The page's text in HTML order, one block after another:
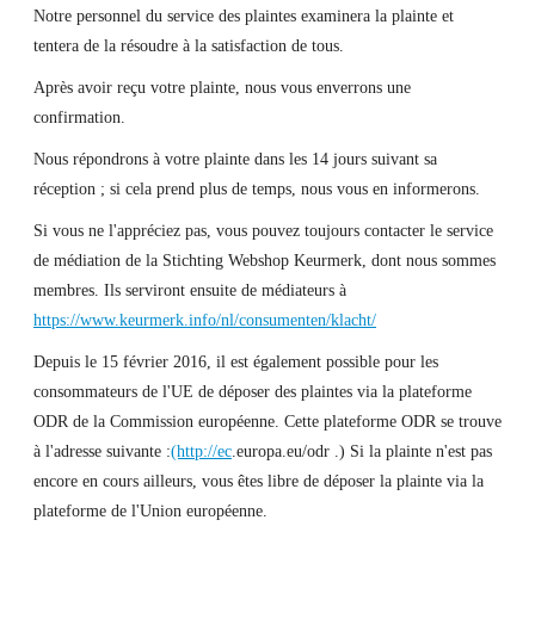
Notre personnel du service des plaintes examinera la plainte et
tentera de la résoudre à la satisfaction de tous.
Après avoir reçu votre plainte, nous vous enverrons une
confirmation.
Nous répondrons à votre plainte dans les 14 jours suivant sa
réception ; si cela prend plus de temps, nous vous en informerons.
Si vous ne l'appréciez pas, vous pouvez toujours contacter le service
de médiation de la Stichting Webshop Keurmerk, dont nous sommes
membres. Ils serviront ensuite de médiateurs à
https://www.keurmerk.info/nl/consumenten/klacht/
Depuis le 15 février 2016, il est également possible pour les
consommateurs de l'UE de déposer des plaintes via la plateforme
ODR de la Commission européenne. Cette plateforme ODR se trouve
à l'adresse suivante :(http://ec.europa.eu/odr .) Si la plainte n'est pas
encore en cours ailleurs, vous êtes libre de déposer la plainte via la
plateforme de l'Union européenne.